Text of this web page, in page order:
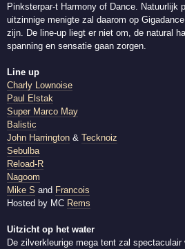
Pinksterpar-t Harmony of Dance. Natuurlijk
uitzinnige menigte zal daarom op
zijn. De line-up liegt er niet om, de natural
spanning en sensatie gaan zorgen.
Line up
Charly Lownoise
Paul Elstak
Super Marco May
Balistic
John Harrington &Tecknoiz
Sebulba
Reload-R
Nagoom
Mike S and Francois
Hosted by MC Rems
Uitzicht op het water
De zilverkleurige mega tent zal